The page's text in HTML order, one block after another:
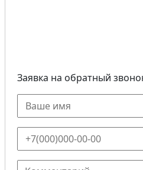
Заявка на обратный